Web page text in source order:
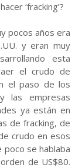
‘fracking’?
pocos años era
y eran muy
esta
el crudo de
el paso de los
las empresas
ya están en
de fracking, de
crudo en esos
poco se hablaba
de US$80.